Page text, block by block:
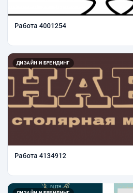
Работа 4001254
ДИЗАЙН И БРЕНДИНГ
Работа 4134912